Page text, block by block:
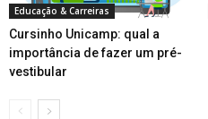
Educação & Carreiras
Cursinho Unicamp: qual a
importância de fazer um pré-
vestibular